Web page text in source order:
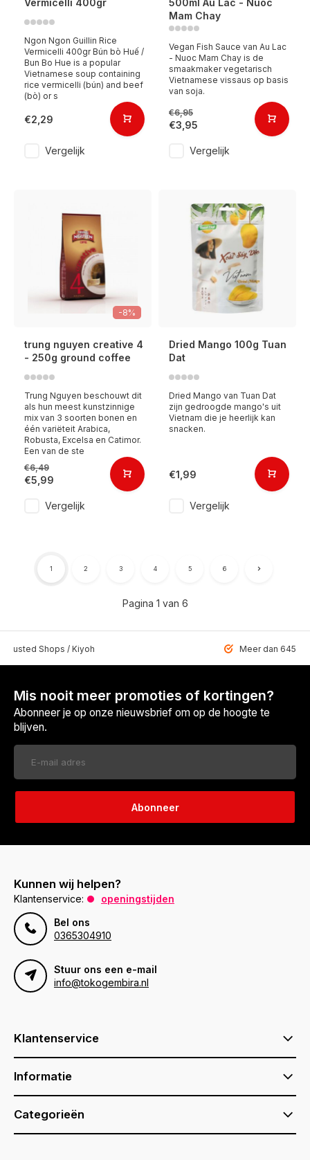
Vermicelli 400gr
Ngon Ngon Guillin Rice
Vermicelli 400gr Bún bò Huế /
Bun Bo Hue is a popular
Vietnamese soup containing
rice vermicelli (bún) and beef
(bò) or s
€2,29
Vergelijk
500ml Au Lac - Nuoc
Mam Chay
Vegan Fish Sauce van Au Lac
- Nuoc Mam Chay is de
smaakmaker vegetarisch
Vietnamese vissaus op basis
van soja.
€6,95
€3,95
Vergelijk
-8%
trung nguyen creative 4
- 250g ground coffee
Trung Nguyen beschouwt dit
als hun meest kunstzinnige
mix van 3 soorten bonen en
één variëteit Arabica,
Robusta, Excelsa en Catimor.
Een van de ste
€6,49
€5,99
Vergelijk
Dried Mango 100g Tuan
Dat
Dried Mango van Tuan Dat
zijn gedroogde mango's uit
Vietnam die je heerlijk kan
snacken.
€1,99
Vergelijk
Pagina 1 van 6
1 2 3 4 5 6
Shops / Kiyoh Meer dan 6459
Mis nooit meer promoties of kortingen?
Abonneer je op onze nieuwsbrief om op de hoogte te
blijven.
Abonneer
Kunnen wij helpen?
Klantenservice:
openingstijden
Bel ons
0365304910
Stuur ons een e-mail
info@tokogembira.nl
Klantenservice
Informatie
Categorieën